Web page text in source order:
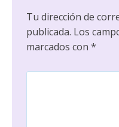
Tu dirección de
publicada. Los
marcados con *